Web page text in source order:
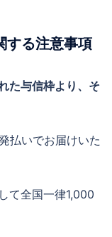
する注意事項
た与信枠より、そ
払いでお届けいた
て全国一律1,000